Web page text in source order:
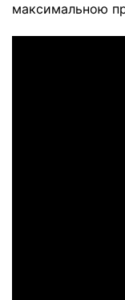
максимальною